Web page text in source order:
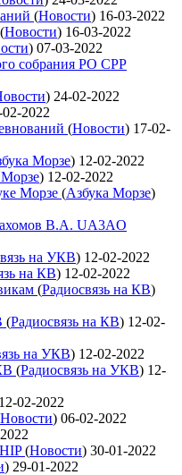
(Новости) 16-03-2022
(Новости) 16-03-2022
) 07-03-2022
собрания РО СРР
) 24-02-2022
02-2022
(Новости) 17-02-
Морзе) 12-02-2022
) 12-02-2022
Морзе (Азбука Морзе)
В.А. UA3AO
на УКВ) 12-02-2022
на КВ) 12-02-2022
(Радиосвязь на КВ)
(Радиосвязь на КВ) 12-02-
на УКВ) 12-02-2022
(Радиосвязь на УКВ) 12-
12-02-2022
Новости) 06-02-2022
(Новости) 30-01-2022
) 29-01-2022